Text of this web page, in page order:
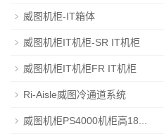
威图机柜-IT箱体
威图机柜IT机柜-SR IT机柜
威图机柜IT机柜FR IT机柜
Ri-Aisle威图冷通道系统
威图机柜PS4000机柜高18...